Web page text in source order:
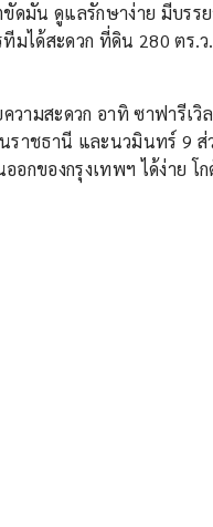
ดมัน ดูแลรักษาง่าย มีบรร
มได้สะดวก ที่ดิน 280 ตร.
ความสะดวก อาทิ ซาฟารี
ราชธานี และนวมินทร์ 9
อกของกรุงเทพฯ ได้ง่าย